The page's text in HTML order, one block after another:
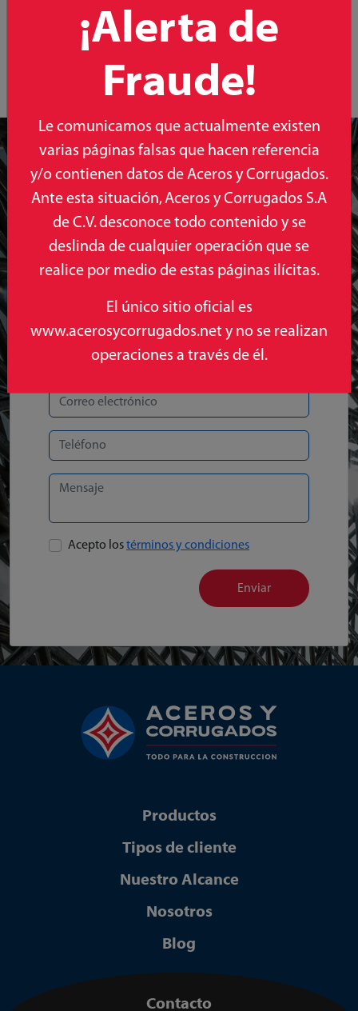
Ponte en
contacto con
nosotros
Queremos saber tu
opinión
Acepto lostérminos y condiciones
Enviar
Productos
Tipos de cliente
Nuestro Alcance
Nosotros
Blog
Contacto
¡Alerta de
Fraude!
Le comunicamos que actualmente existen
varias páginas falsas que hacen referencia
y/o contienen datos de Aceros y Corrugados.
Ante esta situación, Aceros y Corrugados S.A
de C.V. desconoce todo contenido y se
deslinda de cualquier operación que se
realice por medio de estas páginas ilícitas.
El único sitio oficial es
www.acerosycorrugados.net y no se realizan
operaciones a través de él.